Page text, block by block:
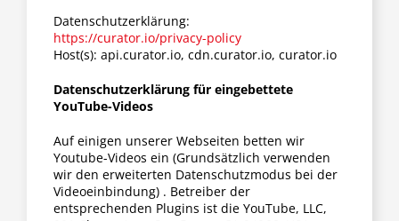
Datenschutzerklärung:
https://curator.io/privacy-policy
Host(s): api.curator.io, cdn.curator.io, curator.io
Datenschutzerklärung für eingebettete
YouTube-Videos
Auf einigen unserer Webseiten betten wir
Youtube-Videos ein (Grundsätzlich verwenden
wir den erweiterten Datenschutzmodus bei der
Videoeinbindung) . Betreiber der
entsprechenden Plugins ist die YouTube, LLC,